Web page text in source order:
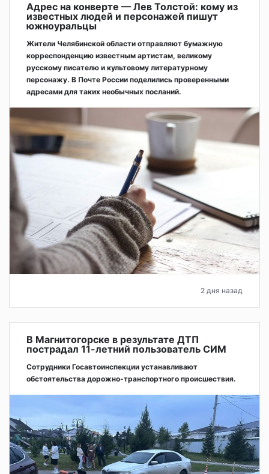
Адрес на конверте — Лев Толстой: кому из
известных людей и персонажей пишут
южноуральцы
Жители Челябинской области отправляют бумажную
корреспонденцию известным артистам, великому
русскому писателю и культовому литературному
персонажу. В Почте России поделились проверенными
адресами для таких необычных посланий.
2 дня назад
В Магнитогорске в результате ДТП
пострадал 11-летний пользователь СИМ
Сотрудники Госавтоинспекции устанавливают
обстоятельства дорожно-транспортного происшествия.